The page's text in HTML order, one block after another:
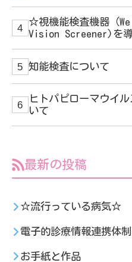
☆視機能検査機器（
Vision Screener)を
知能検査について
ヒトパピローマウイ
いて
最新の投稿
☆流行っている病気☆
電子的診療情報連携体
お手紙と作品